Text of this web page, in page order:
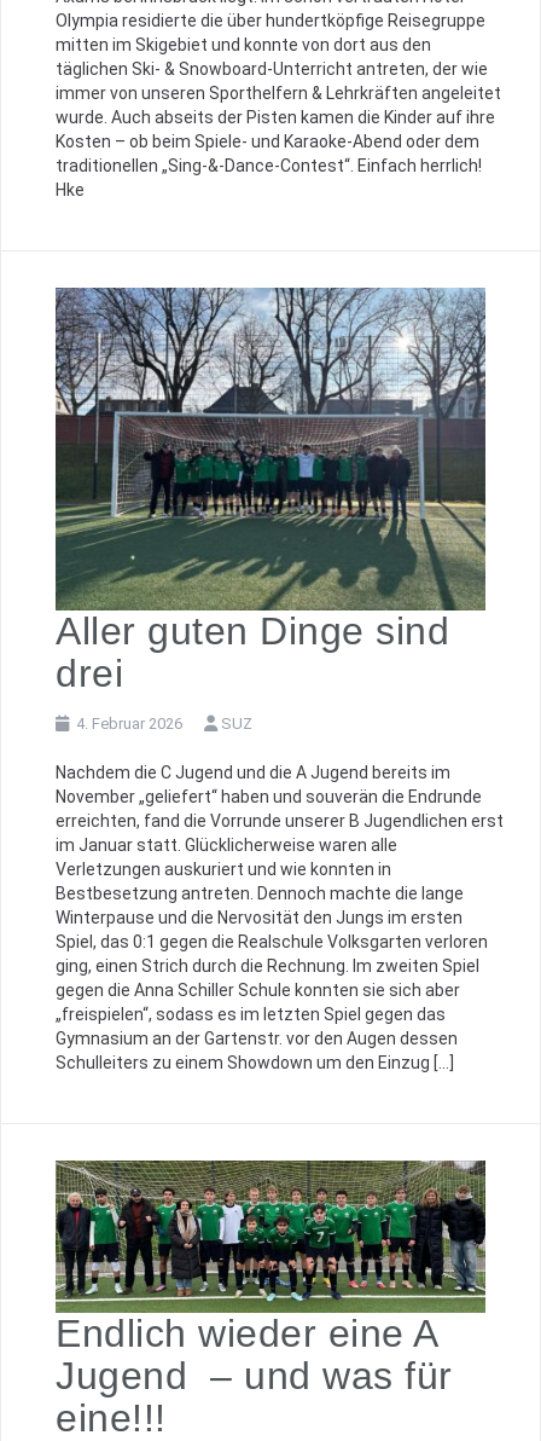
Olympia residierte die über hundertköpfige Reisegruppe
mitten im Skigebiet und konnte von dort aus den
täglichen Ski- & Snowboard-Unterricht antreten, der wie
immer von unseren Sporthelfern & Lehrkräften angeleitet
wurde. Auch abseits der Pisten kamen die Kinder auf ihre
Kosten – ob beim Spiele- und Karaoke-Abend oder dem
traditionellen „Sing-&-Dance-Contest“. Einfach herrlich!
Hke
Aller guten Dinge sind
drei
4. Februar 2026 SUZ
Nachdem die C Jugend und die A Jugend bereits im
November „geliefert“ haben und souverän die Endrunde
erreichten, fand die Vorrunde unserer B Jugendlichen erst
im Januar statt. Glücklicherweise waren alle
Verletzungen auskuriert und wie konnten in
Bestbesetzung antreten. Dennoch machte die lange
Winterpause und die Nervosität den Jungs im ersten
Spiel, das 0:1 gegen die Realschule Volksgarten verloren
ging, einen Strich durch die Rechnung. Im zweiten Spiel
gegen die Anna Schiller Schule konnten sie sich aber
„freispielen“, sodass es im letzten Spiel gegen das
Gymnasium an der Gartenstr. vor den Augen dessen
Schulleiters zu einem Showdown um den Einzug […]
Endlich wieder eine A
Jugend – und was für
eine!!!